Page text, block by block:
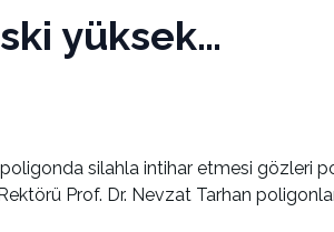
yüksek…
poligonda silahla intihar etmesi gözleri
Prof. Dr. Nevzat Tarhan